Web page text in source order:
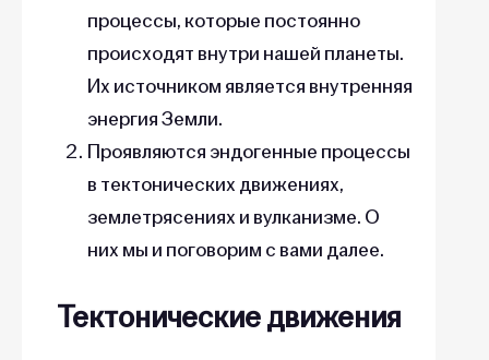
процессы, которые постоянно
происходят внутри нашей планеты.
Их источником является внутренняя
энергия Земли.
Проявляются эндогенные процессы
в тектонических движениях,
землетрясениях и вулканизме. О
них мы и поговорим с вами далее.
Тектонические движения